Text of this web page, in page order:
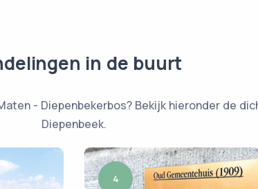
in de buurt
- Diepenbekerbos? Bekijk hieronder de
Diepenbeek.
4